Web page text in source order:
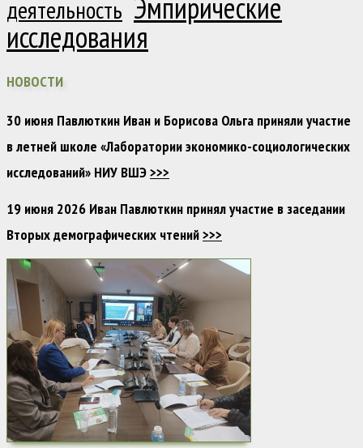
деятельность
исследования
НОВОСТИ
30 июня Павлюткин Иван и Борисова Ольга приняли участие
в летней школе «Лаборатории экономико-социологических
исследований» НИУ ВШЭ>>>
19 июня 2026 Иван Павлюткин принял участие в заседании
Вторых демографических чтений>>>